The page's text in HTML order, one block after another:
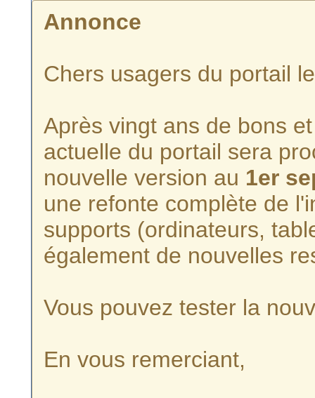
Annonce
Chers usagers du portail
Après vingt ans de bons
actuelle du portail sera
nouvelle version au 1er
une refonte complète de
supports (ordinateurs,
également de nouvelles
Vous pouvez tester la
En vous remerciant,